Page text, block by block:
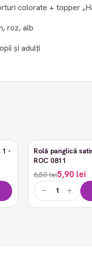
colorate + topper
roz, alb
și adulți
1 -
-9%
Rolă panglică
ROC 0811
6,50 lei5,90 lei